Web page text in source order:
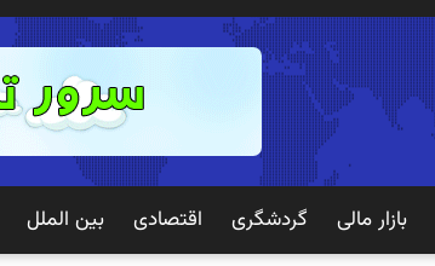
بازار مالی گردشگری اقتصادی بین الملل